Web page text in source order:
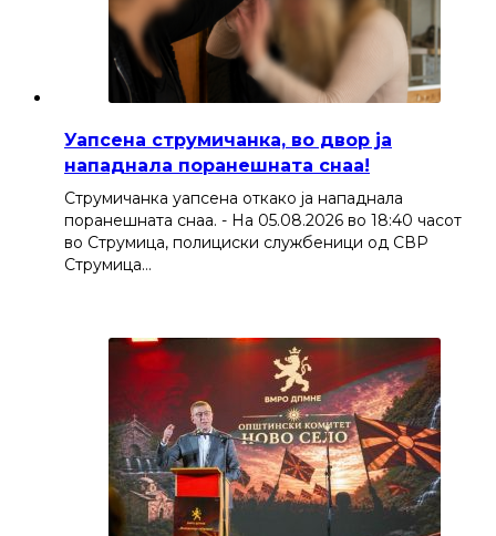
Уапсена струмичанка, во двор ја
нападнала поранешната снаа!
Струмичанка уапсена откако ја нападнала
поранешната снаа. - На 05.08.2026 во 18:40 часот
во Струмица, полициски службеници од СВР
Струмица…